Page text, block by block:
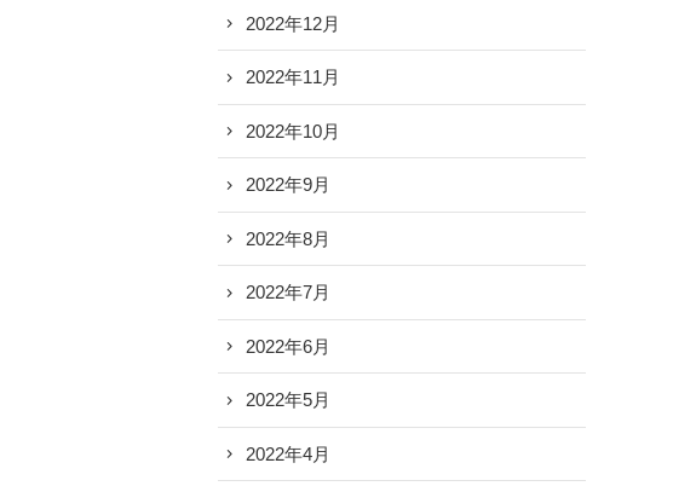
2022年12月
2022年11月
2022年10月
2022年9月
2022年8月
2022年7月
2022年6月
2022年5月
2022年4月